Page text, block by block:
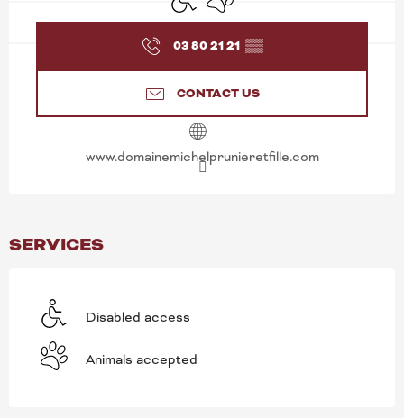
03 80 21 21 ▒▒
CONTACT US
www.domainemichelprunieretfille.com
SERVICES
Disabled access
Animals accepted